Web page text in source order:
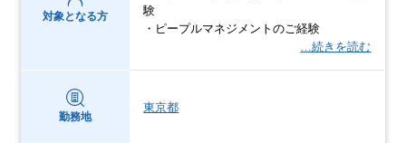
対象となる方
験
・ピープルマネジメントのご経験
…続きを読む
勤務地
東京都